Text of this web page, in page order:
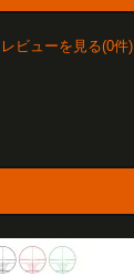
レビューを見る(0件)